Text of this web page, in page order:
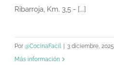
Ribarroja, Km. 3,5 - [...]
Por @CocinaFacil | 3 diciembre, 2025
Más información